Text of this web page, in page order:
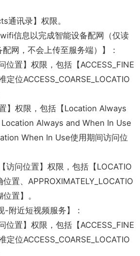
通讯录】权限。
信息以完成智能设备配网（仅读
网，不会上传至服务端）】：
置】权限，包括【ACCESS_FINE
定位ACCESS_COARSE_LOCATIO
】权限，包括【Location Always
Always and When In Use
When In Use使用期间访问位
访问位置】权限，包括【LOCATIO
置、APPROXIMATELY_LOCATIO
置】。
近短视频服务】：
置】权限，包括【ACCESS_FINE
定位ACCESS_COARSE_LOCATIO